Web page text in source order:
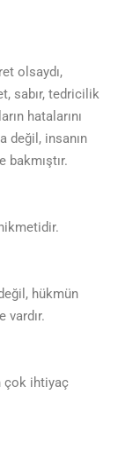
olsaydı,
sabır, tedricilik
hatalarını
değil, insanın
bakmıştır.
hükmün
vardır.
çok ihtiyaç